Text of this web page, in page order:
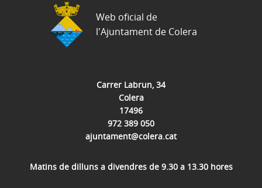
Carrer Labrun, 34
Colera
17496
972 389 050
ajuntament@colera.cat
Matins de dilluns a divendres de 9.30 a 13.30 hores
Web oficial de
l'Ajuntament de Colera